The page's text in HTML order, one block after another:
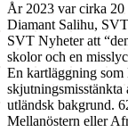
År 2023 var cirka 20
Diamant Salihu,
SVT Nyheter att
skolor och en
En kartläggning
skjutningsmisstänkta
utländsk bakgrund.
Mellanöstern eller